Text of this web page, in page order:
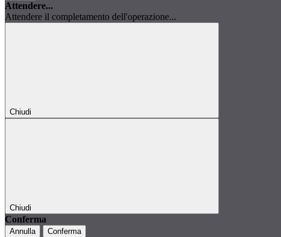
Attendere...
Attendere il completamento dell'operazione...
Chiudi
Chiudi
Conferma
Annulla Conferma